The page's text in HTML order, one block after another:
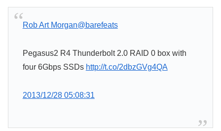
Rob Art Morgan@barefeats
Pegasus2 R4 Thunderbolt 2.0 RAID 0 box with
four 6Gbps SSDs http://t.co/2dbzGVg4QA
2013/12/28 05:08:31